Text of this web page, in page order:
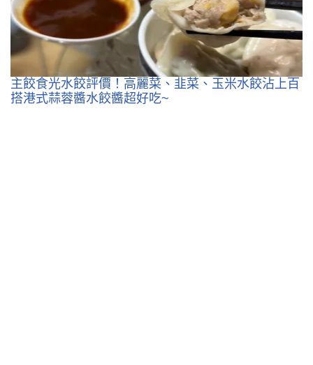
主餃食光水餃評價！高麗菜、韭菜、玉米水餃沾上百
搭港式蒜蓉醬水餃醬超好吃~